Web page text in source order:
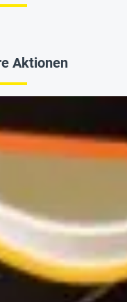
Aktionen